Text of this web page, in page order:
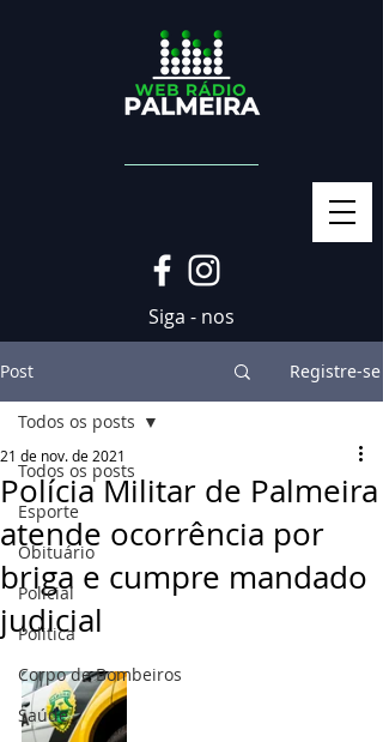
Siga - nos
Post Registre-se
Todos os posts
Esporte
Obituário
Policial
Politica
Corpo de Bombeiros
Saúde
Todos os posts
Polícia Militar de Palmeira
atende ocorrência por
briga e cumpre mandado
judicial
21 de nov. de 2021